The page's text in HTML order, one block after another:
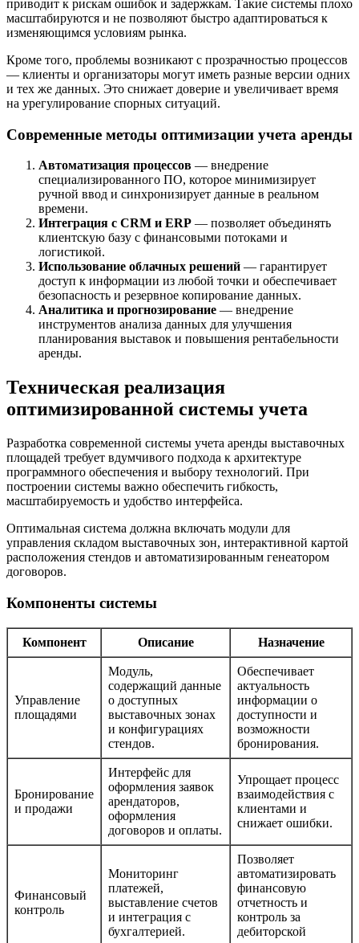
приводит к рискам ошибок и задержкам. Такие системы плохо
масштабируются и не позволяют быстро адаптироваться к
изменяющимся условиям рынка.
Кроме того, проблемы возникают с прозрачностью процессов
— клиенты и организаторы могут иметь разные версии одних
и тех же данных. Это снижает доверие и увеличивает время
на урегулирование спорных ситуаций.
Современные методы оптимизации учета аренды
Автоматизация процессов — внедрение
специализированного ПО, которое минимизирует
ручной ввод и синхронизирует данные в реальном
времени.
Интеграция с CRM и ERP — позволяет объединять
клиентскую базу с финансовыми потоками и
логистикой.
Использование облачных решений — гарантирует
доступ к информации из любой точки и обеспечивает
безопасность и резервное копирование данных.
Аналитика и прогнозирование — внедрение
инструментов анализа данных для улучшения
планирования выставок и повышения рентабельности
аренды.
Техническая реализация
оптимизированной системы учета
Разработка современной системы учета аренды выставочных
площадей требует вдумчивого подхода к архитектуре
программного обеспечения и выбору технологий. При
построении системы важно обеспечить гибкость,
масштабируемость и удобство интерфейса.
Оптимальная система должна включать модули для
управления складом выставочных зон, интерактивной картой
расположения стендов и автоматизированным генеатором
договоров.
Компоненты системы
Компонент Описание Назначение
Управление
площадями
Модуль,
содержащий данные
о доступных
выставочных зонах
и конфигурациях
стендов.
Обеспечивает
актуальность
информации о
доступности и
возможности
бронирования.
Бронирование
и продажи
Интерфейс для
оформления заявок
арендаторов,
оформления
договоров и оплаты.
Упрощает процесс
взаимодействия с
клиентами и
снижает ошибки.
Финансовый
контроль
Мониторинг
платежей,
выставление счетов
и интеграция с
бухгалтерией.
Позволяет
автоматизировать
финансовую
отчетность и
контроль за
дебиторской